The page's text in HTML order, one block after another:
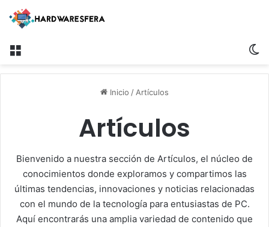
Inicio / Artículos
Artículos
Bienvenido a nuestra sección de Artículos, el núcleo de
conocimientos donde exploramos y compartimos las
últimas tendencias, innovaciones y noticias relacionadas
con el mundo de la tecnología para entusiastas de PC.
Aquí encontrarás una amplia variedad de contenido que